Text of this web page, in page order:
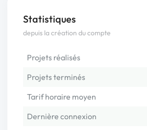
Statistiques
depuis la création du compte
Projets réalisés
Projets terminés
Tarif horaire moyen
Dernière connexion